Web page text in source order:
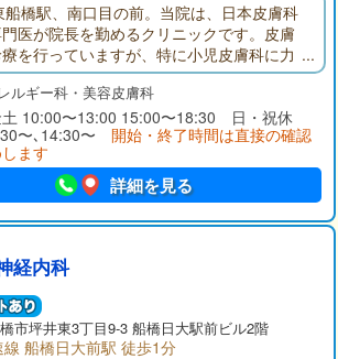
橋駅、南口目の前。当院は、日本皮膚科
医が院長を勤めるクリニックです。皮膚
を行っていますが、特に小児皮膚科に力
未満の赤ちゃんには、出来る限り強い薬、
ないというのが、院長の方針です。当院
膚科・アレルギー皮膚科・美容皮膚科の
膚科専門のクリニックです。
ルギー科・美容皮膚科
土 10:00〜13:00 15:00〜18:30 日・祝休
〜､14:30〜 開始・終了時間は直接の確認
ます
詳細を見る
経内科
市坪井東3丁目9-3 船橋日大駅前ビル2階
船橋日大前駅 徒歩1分